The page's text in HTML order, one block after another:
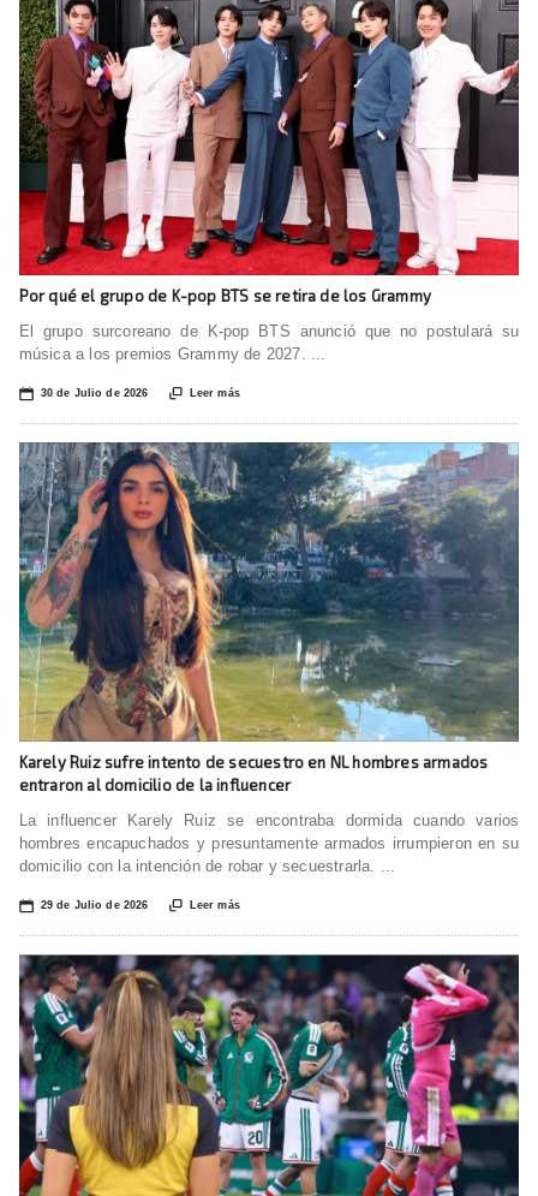
Por qué el grupo de K-pop BTS se retira de los Grammy
El grupo surcoreano de K-pop BTS anunció que no postulará su
música a los premios Grammy de 2027. ...
📅 30 de Julio de 2026  Leer más
Karely Ruiz sufre intento de secuestro en NL hombres armados
entraron al domicilio de la influencer
La influencer Karely Ruiz se encontraba dormida cuando varios
hombres encapuchados y presuntamente armados irrumpieron en su
domicilio con la intención de robar y secuestrarla. ...
📅 29 de Julio de 2026  Leer más